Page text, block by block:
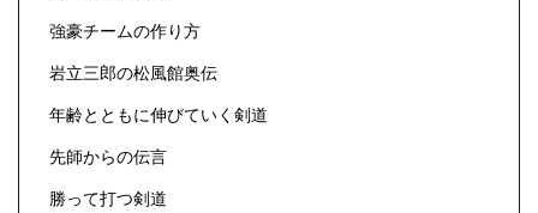
強豪チームの作り方
岩立三郎の松風館奥伝
年齢とともに伸びていく剣道
先師からの伝言
勝って打つ剣道